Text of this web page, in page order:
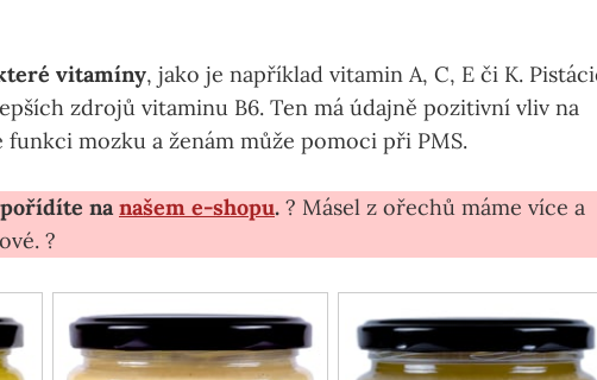
vitamíny, jako je například vitamin A, C, E či K.
zdrojů vitaminu B6. Ten má údajně pozitivní vliv na
mozku a ženám může pomoci při PMS.
nanašem e-shopu. ? Másel z ořechů máme více a
?